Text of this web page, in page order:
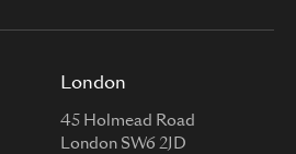
London
45 Holmead Road
London SW6 2JD